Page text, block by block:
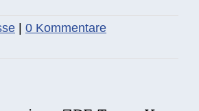
0 Kommentare